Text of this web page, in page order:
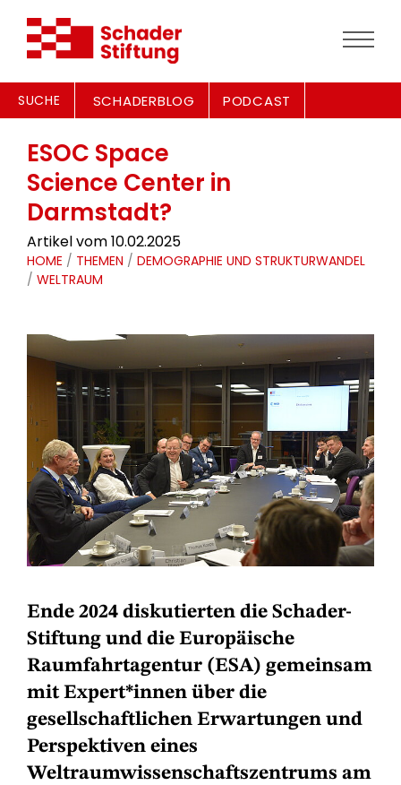
SUCHE SCHADERBLOG PODCAST
ESOC Space
Science Center in
Darmstadt?
Artikel vom 10.02.2025
HOME / THEMEN / DEMOGRAPHIE UND STRUKTURWANDEL
/ WELTRAUM
Ende 2024 diskutierten die Schader-
Stiftung und die Europäische
Raumfahrtagentur (ESA) gemeinsam
mit Expert*innen über die
gesellschaftlichen Erwartungen und
Perspektiven eines
Weltraumwissenschaftszentrums am